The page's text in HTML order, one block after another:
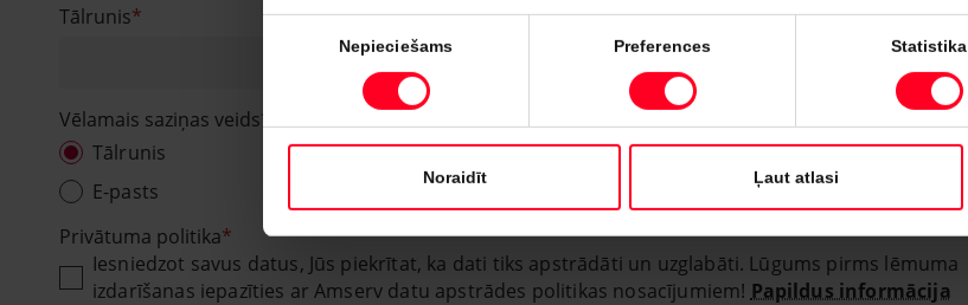
Nepieciešams Preferences Statistika
Noraidīt Ļaut atlasi
Tālrunis
Vēlamais saziņas veids
Tālrunis
E-pasts
Privātuma politika
Iesniedzot savus datus, Jūs piekrītat, ka dati tiks apstrādāti un uzglabāti. Lūgums pirms lēmuma
izdarīšanas iepazīties ar Amserv datu apstrādes politikas nosacījumiem! Papildus informācija